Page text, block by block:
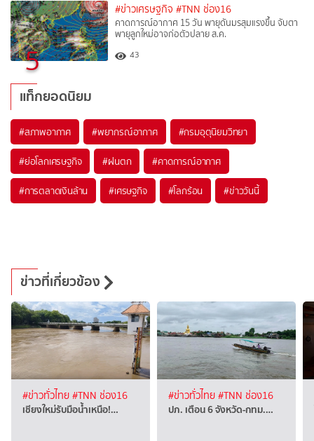
5
#ข่าวเศรษฐกิจ #TNN ช่อง16
คาดการณ์อากาศ 15 วัน พายุดันมรสุมแรงขึ้น จับตา
พายุลูกใหม่อาจก่อตัวปลาย ส.ค.
43
แท็กยอดนิยม
#สภาพอากาศ #พยากรณ์อากาศ #กรมอุตุนิยมวิทยา
#ย่อโลกเศรษฐกิจ #ฝนตก #คาดการณ์อากาศ
#การตลาดเงินล้าน #เศรษฐกิจ #โลกร้อน #ข่าววันนี้
ข่าวที่เกี่ยวข้อง
#ข่าวทั่วไทย#TNN ช่อง16
เชียงใหม่รับมือน้ำเหนือ!…
#ข่าวทั่วไทย#TNN ช่อง16
ปภ. เตือน 6 จังหวัด-กทม.…